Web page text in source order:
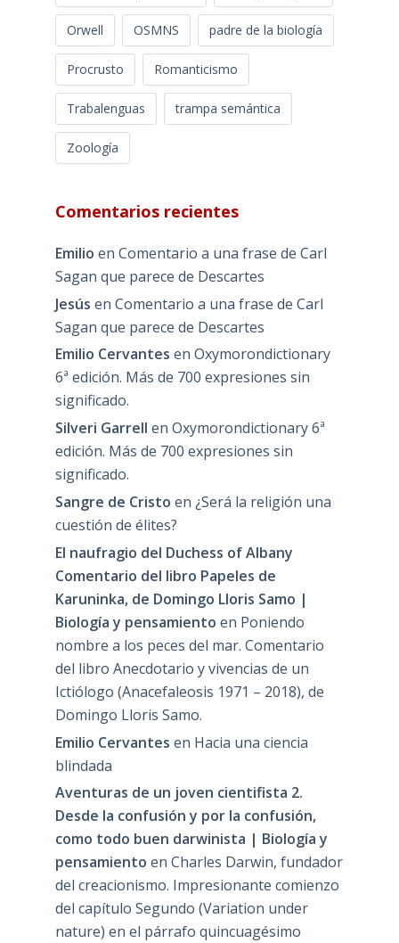
Orwell OSMNS padre de la biología
Procrusto Romanticismo
Trabalenguas trampa semántica
Zoología
Comentarios recientes
Emilio en Comentario a una frase de Carl
Sagan que parece de Descartes
Jesús en Comentario a una frase de Carl
Sagan que parece de Descartes
Emilio Cervantes en Oxymorondictionary
6ª edición. Más de 700 expresiones sin
significado.
Silveri Garrell en Oxymorondictionary 6ª
edición. Más de 700 expresiones sin
significado.
Sangre de Cristo en ¿Será la religión una
cuestión de élites?
El naufragio del Duchess of Albany
Comentario del libro Papeles de
Karuninka, de Domingo Lloris Samo |
Biología y pensamiento en Poniendo
nombre a los peces del mar. Comentario
del libro Anecdotario y vivencias de un
Ictiólogo (Anacefaleosis 1971 – 2018), de
Domingo Lloris Samo.
Emilio Cervantes en Hacia una ciencia
blindada
Aventuras de un joven cientifista 2.
Desde la confusión y por la confusión,
como todo buen darwinista | Biología y
pensamiento en Charles Darwin, fundador
del creacionismo. Impresionante comienzo
del capítulo Segundo (Variation under
nature) en el párrafo quincuagésimo